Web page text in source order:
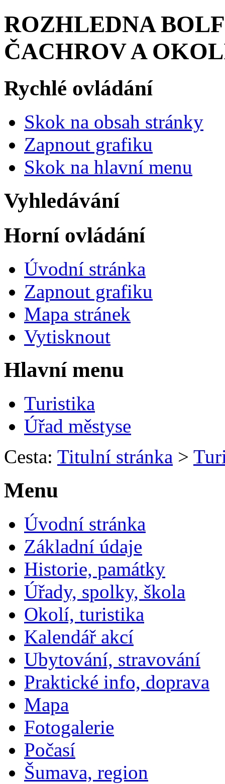
ROZHLEDNA
ČACHROV A
Rychlé ovládání
Skok na obsah stránky
Zapnout grafiku
Skok na hlavní menu
Vyhledávání
Horní ovládání
Úvodní stránka
Zapnout grafiku
Mapa stránek
Vytisknout
Hlavní menu
Turistika
Úřad městyse
Cesta: Titulní stránka >
Menu
Úvodní stránka
Základní údaje
Historie, památky
Úřady, spolky, škola
Okolí, turistika
Kalendář akcí
Ubytování, stravování
Praktické info, doprava
Mapa
Fotogalerie
Počasí
Šumava, region